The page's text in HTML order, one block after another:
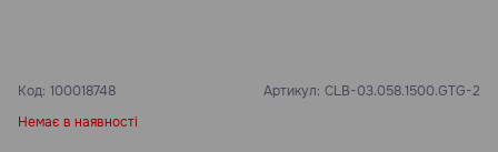
Код: 100018748 Артикул: CLB-03.058.1500.GTG-2
Немає в наявності